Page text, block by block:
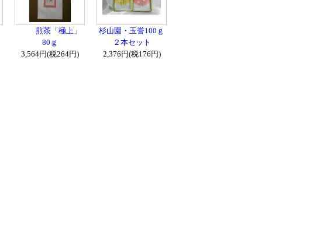
煎茶「極上」
80ｇ
3,564円(税264円)
杉山園・玉誉100ｇ
２本セット
2,376円(税176円)